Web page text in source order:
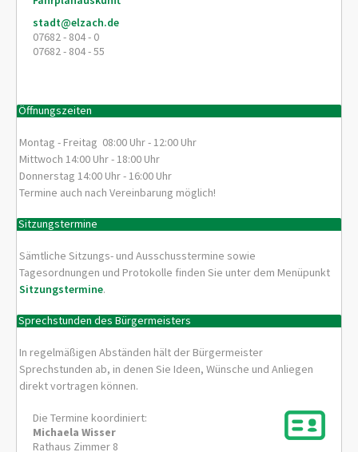
stadt@elzach.de
07682 - 804 - 0
07682 - 804 - 55
Öffnungszeiten
Montag - Freitag 08:00 Uhr - 12:00 Uhr
Mittwoch 14:00 Uhr - 18:00 Uhr
Donnerstag 14:00 Uhr - 16:00 Uhr
Termine auch nach Vereinbarung möglich!
Sitzungstermine
Sämtliche Sitzungs- und Ausschusstermine sowie
Tagesordnungen und Protokolle finden Sie unter dem Menüpunkt
Sitzungstermine.
Sprechstunden des Bürgermeisters
In regelmäßigen Abständen hält der Bürgermeister
Sprechstunden ab, in denen Sie Ideen, Wünsche und Anliegen
direkt vortragen können.
Die Termine koordiniert:
Michaela Wisser
Rathaus Zimmer 8